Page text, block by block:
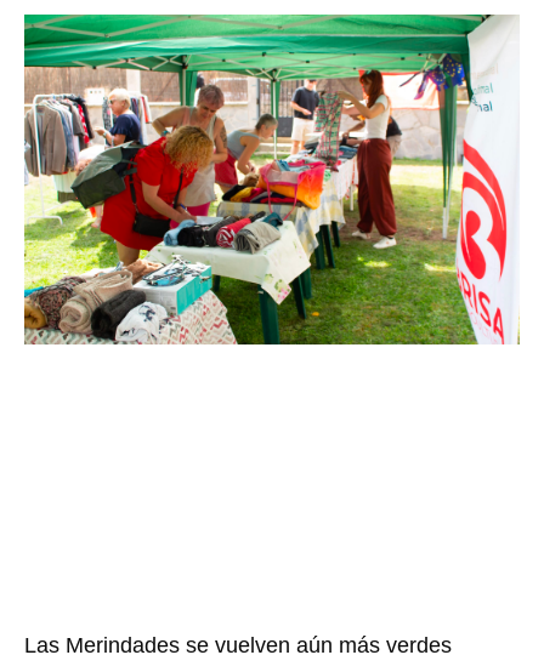
Las Merindades se vuelven aún más verdes